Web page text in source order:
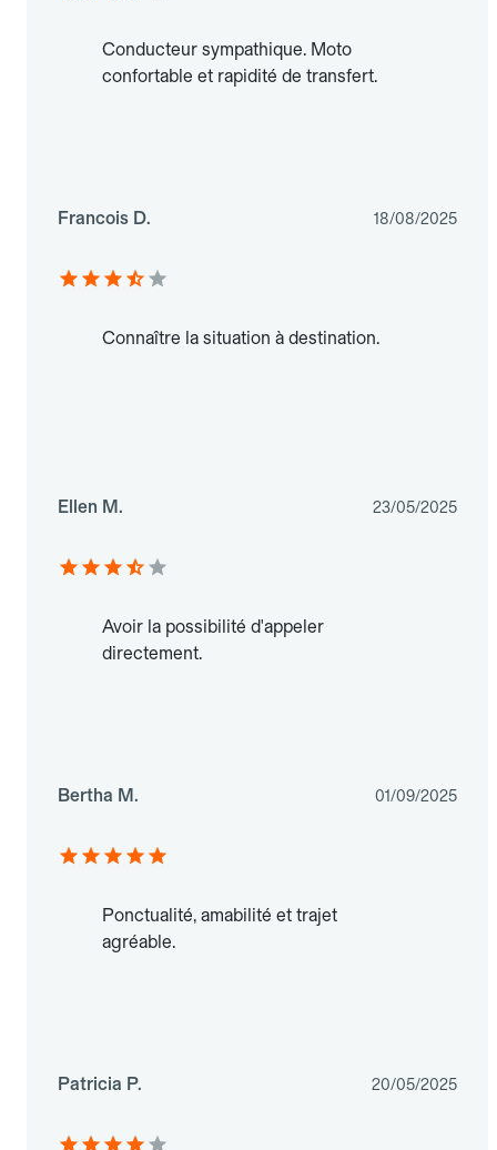
Conducteur sympathique. Moto
confortable et rapidité de transfert.
Francois D. 18/08/2025
Connaître la situation à destination.
Ellen M. 23/05/2025
Avoir la possibilité d'appeler
directement.
Bertha M. 01/09/2025
Ponctualité, amabilité et trajet
agréable.
Patricia P. 20/05/2025